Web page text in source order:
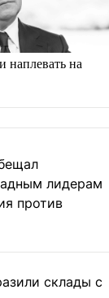
наплевать на
лидерам
против
склады с